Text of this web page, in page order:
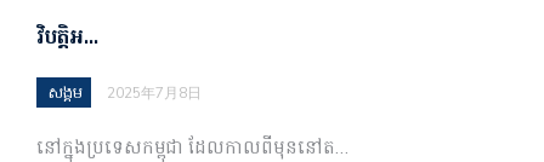
វិបត្តិអ…
សង្គម 2025年7月8日
នៅក្នុងប្រទេសកម្ពុជា ដែលកាលពីមុននៅត…